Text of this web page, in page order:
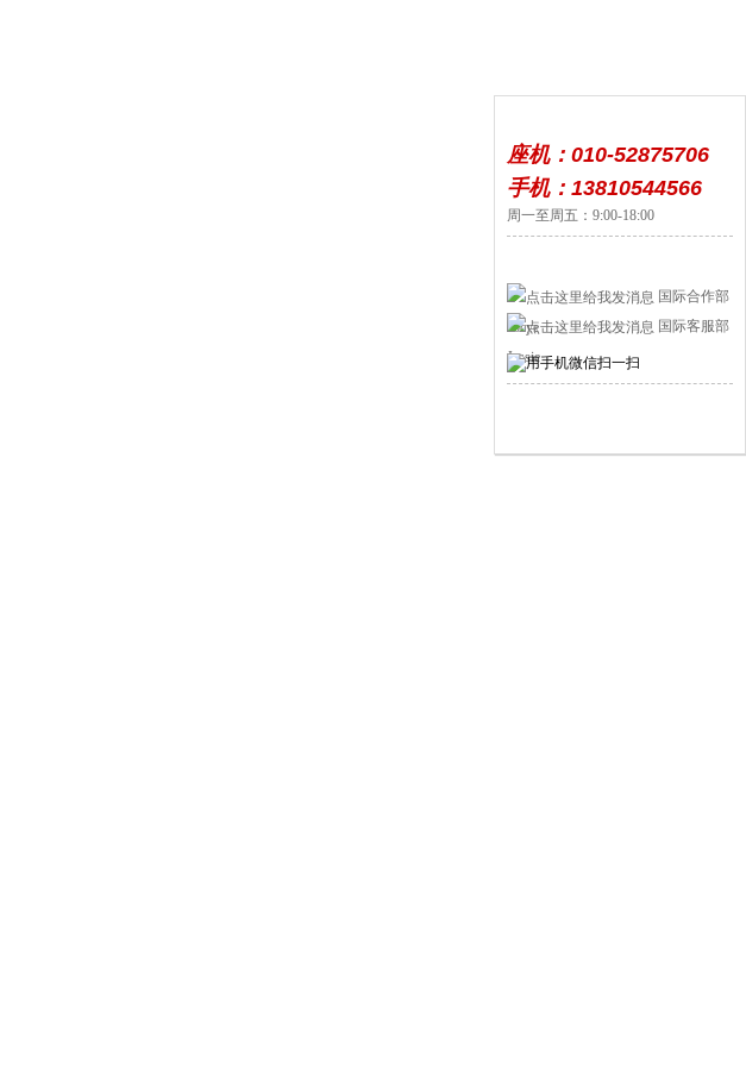
座机：010-52875706
手机：13810544566
周一至周五：9:00-18:00
国际合作部
Jocye
国际客服部
Jessie